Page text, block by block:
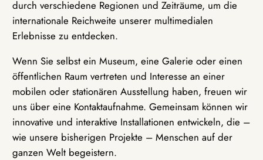
durch verschiedene Regionen und Zeiträume, um die
internationale Reichweite unserer multimedialen
Erlebnisse zu entdecken.
Wenn Sie selbst ein Museum, eine Galerie oder einen
öffentlichen Raum vertreten und Interesse an einer
mobilen oder stationären Ausstellung haben, freuen wir
uns über eine Kontaktaufnahme. Gemeinsam können wir
innovative und interaktive Installationen entwickeln, die –
wie unsere bisherigen Projekte – Menschen auf der
ganzen Welt begeistern.